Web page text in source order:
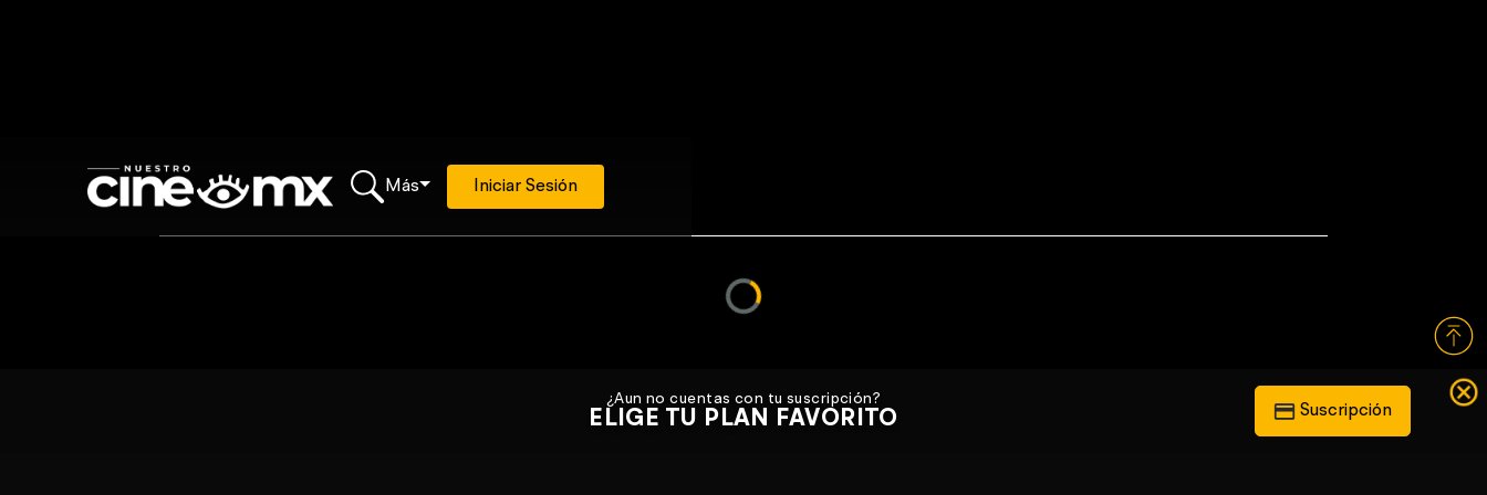
Más Iniciar Sesión
Loading...
¿Aun no cuentas con tu suscripción?
ELIGE TU PLAN FAVORITO Suscripción